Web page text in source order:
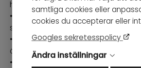
samtliga cookies eller
cookies du accepterar eller
Googles sekretesspolicy
Ändra inställningar
hållbarhet.
• Ryggkuddar har stoppning av dun
silikonbollfiber för bästa sittkomfort
• Specialbeställning där varje soffa
önskemål
• Handgjord i Europa / Polen